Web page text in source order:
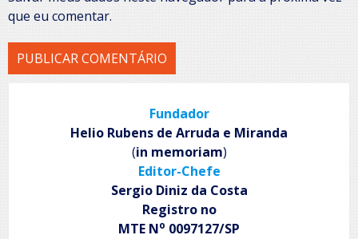
que eu comentar.
Fundador
Helio Rubens de Arruda e Miranda
(in memoriam)
Editor-Chefe
Sergio Diniz da Costa
Registro no
MTE No 0097127/SP